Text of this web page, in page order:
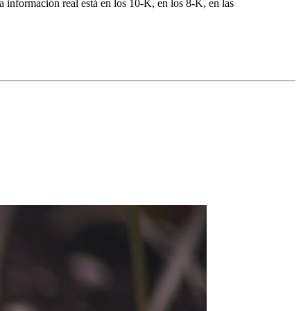
información real está en los 10-K, en los 8-K, en las